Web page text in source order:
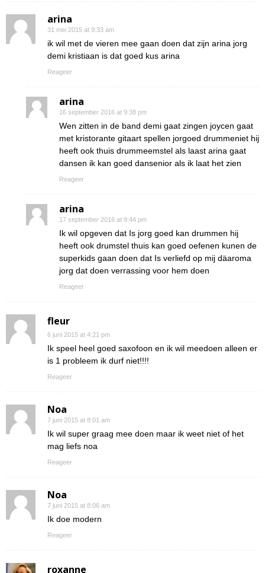
arina
31 mei 2015 at 9:33 am
ik wil met de vieren mee gaan doen dat zijn arina jorg
demi kristiaan is dat goed kus arina
Reageer
arina
16 september 2016 at 9:38 pm
Wen zitten in de band demi gaat zingen joycen gaat
met kristorante gitaart spellen jorgoed drummeniet hij
heeft ook thuis drummeemstel als laast arina gaat
dansen ik kan goed dansenior als ik laat het zien
Reageer
arina
17 september 2016 at 9:44 pm
Ik wil opgeven dat Is jorg goed kan drummen hij
heeft ook drumstel thuis kan goed oefenen kunen de
superkids gaan doen dat Is verliefd op mij däaroma
jorg dat doen verrassing voor hem doen
Reageer
fleur
6 juni 2015 at 4:21 pm
Ik speel heel goed saxofoon en ik wil meedoen alleen er
is 1 probleem ik durf niet!!!!
Reageer
Noa
7 juni 2015 at 8:01 am
Ik wil super graag mee doen maar ik weet niet of het
mag liefs noa
Reageer
Noa
7 juni 2015 at 8:06 am
Ik doe modern
Reageer
roxanne